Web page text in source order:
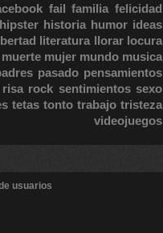
fail familia felicidad
hipster historia humor ideas
literatura llorar locura
muerte mujer mundo musica
pasado pensamientos
risa rock sentimientos sexo
tetas tonto trabajo tristeza
videojuegos
usuarios